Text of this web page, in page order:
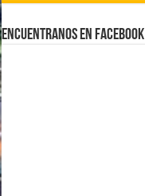
Encuentranos en Facebook